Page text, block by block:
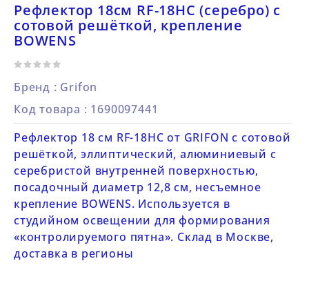
Рефлектор 18см RF-18HC (серебро) с
сотовой решёткой, крепление
BOWENS
Бренд : Grifon
Код товара : 1690097441
Рефлектор 18 см RF-18HC от GRIFON с сотовой
решёткой, эллиптический, алюминиевый с
серебристой внутренней поверхностью,
посадочный диаметр 12,8 см, несъемное
крепление BOWENS. Используется в
студийном освещении для формирования
«контролируемого пятна». Склад в Москве,
доставка в регионы